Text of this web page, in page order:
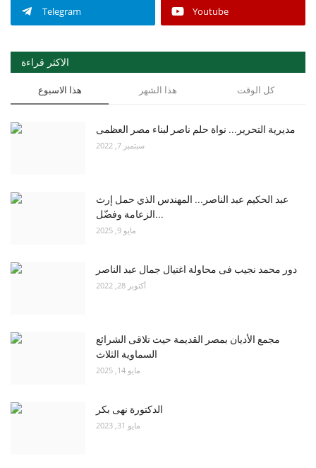
Telegram Youtube
الاكثر قراءة
هذا الاسبوع هذا الشهر كل الوقت
مديرية التحرير... نواة حلم ناصر لبناء مصر العظمى
سبتمبر 7, 2022
عبد الحكيم عبد الناصر... المهندس الذي حمل إرث
الزعامة وفضّل...
مايو 9, 2025
دور محمد نجيب فى محاولة اغتيال جمال عبد الناصر
أكتوبر 28, 2022
مجمع الأديان بمصر القديمة حيث تلاقى الشرائع
السماوية الثلاث
مايو 14, 2025
الدكتورة نهى بكر
مايو 31, 2023